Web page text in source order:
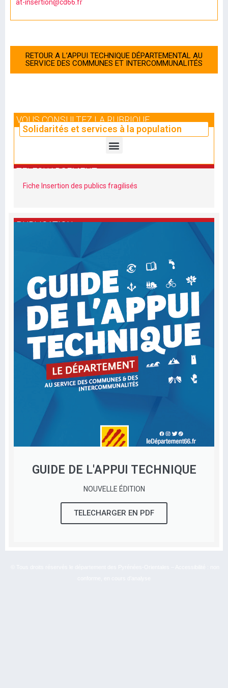
at-insertion@cd66.fr
RETOUR A L’APPUI TECHNIQUE DÉPARTEMENTAL AU
SERVICE DES COMMUNES ET INTERCOMMUNALITÉS
VOUS CONSULTEZ LA RUBRIQUE
Solidarités et services à la population
TELECHARGEMENT
Fiche Insertion des publics fragilisés
PUBLICATION
GUIDE DE L'APPUI TECHNIQUE
NOUVELLE ÉDITION
TELECHARGER EN PDF